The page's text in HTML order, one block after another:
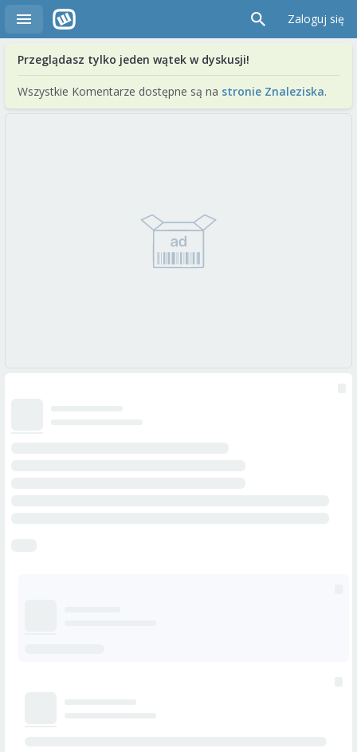
Zaloguj się
Przeglądasz tylko jeden wątek w dyskusji!
Wszystkie Komentarze dostępne są na stronie Znaleziska.